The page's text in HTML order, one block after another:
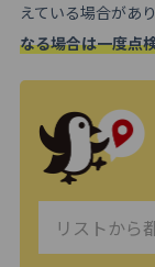
えている場合があり
なる場合は一度点